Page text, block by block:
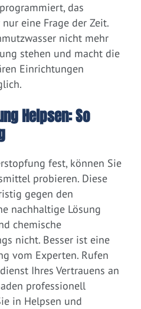
das
eine Frage der Zeit.
nicht mehr
stehen und macht die
Einrichtungen
Helpsen: So
fest, können Sie
probieren. Diese
gegen den
nachhaltige Lösung
chemische
nicht. Besser ist eine
vom Experten. Rufen
Ihres Vertrauens an
professionell
in Helpsen und